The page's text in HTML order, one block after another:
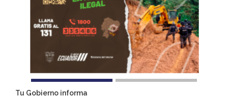
Tu Gobierno informa